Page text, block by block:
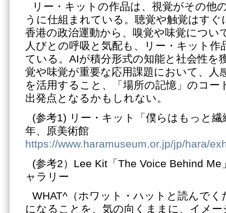
リー・キットの作品は、視覚がその他
うに仕組まれている。聴覚や触覚はす
香港の政治運動から、嗅覚や味覚につい
人びとの呼吸と気配も、リー・キット作
ている。AIが積分形式の知能と社会性を
覚や味覚が重要な応用課題において、人
を活用すること、「場所の記憶」のコー
出発点となるかもしれない。
(参考1) リー・キット「僕らはもっと
年、原美術館
https://www.haramuseum.or.jp/jp/hara/
(参考2）Lee Kit「The Voice Behind Me
ャラリー
WHAT^（ホワット・ハットと読んでく
になることを、気の向くままに、イメ